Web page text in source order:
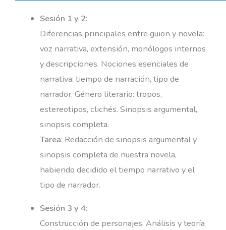
Sesión 1 y 2:
Diferencias principales entre guion y novela:
voz narrativa, extensión, monólogos internos
y descripciones. Nociones esenciales de
narrativa: tiempo de narración, tipo de
narrador. Género literario: tropos,
estereotipos, clichés. Sinopsis argumental,
sinopsis completa.
Tarea: Redacción de sinopsis argumental y
sinopsis completa de nuestra novela,
habiendo decidido el tiempo narrativo y el
tipo de narrador.
Sesión 3 y 4:
Construcción de personajes. Análisis y teoría